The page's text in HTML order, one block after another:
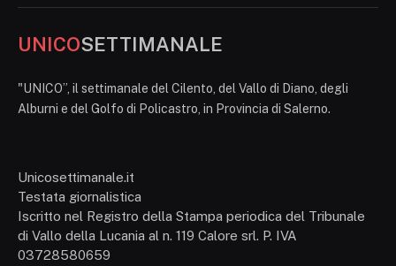
UNICOSETTIMANALE
"UNICO”, il settimanale del Cilento, del Vallo di Diano, degli
Alburni e del Golfo di Policastro, in Provincia di Salerno.
Unicosettimanale.it
Testata giornalistica
Iscritto nel Registro della Stampa periodica del Tribunale
di Vallo della Lucania al n. 119 Calore srl. P. IVA
03728580659